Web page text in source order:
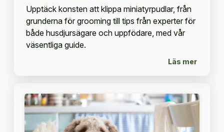
Upptäck konsten att klippa miniatyrpudlar, från
grunderna för grooming till tips från experter för
både husdjursägare och uppfödare, med vår
väsentliga guide.
Läs mer